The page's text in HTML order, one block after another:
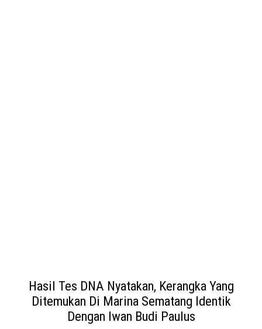
Hasil Tes DNA Nyatakan, Kerangka Yang
Ditemukan Di Marina Sematang Identik
Dengan Iwan Budi Paulus